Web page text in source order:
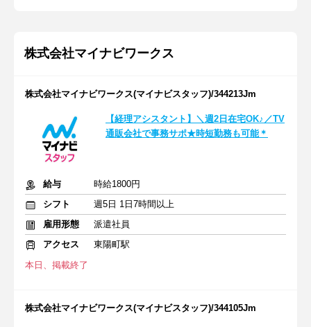
株式会社マイナビワークス
株式会社マイナビワークス(マイナビスタッフ)/344213Jm
【経理アシスタント】＼週2日在宅OK♪／TV
通販会社で事務サポ★時短勤務も可能＊
給与
時給1800円
シフト
週5日 1日7時間以上
雇用形態
派遣社員
アクセス
東陽町駅
本日、掲載終了
株式会社マイナビワークス(マイナビスタッフ)/344105Jm